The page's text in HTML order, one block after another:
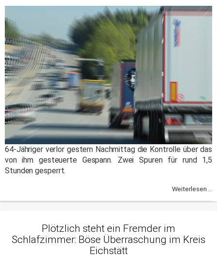
64-Jähriger verlor gestern Nachmittag die Kontrolle über das
von ihm gesteuerte Gespann. Zwei Spuren für rund 1,5
Stunden gesperrt.
Weiterlesen ...
Plötzlich steht ein Fremder im
Schlafzimmer: Böse Überraschung im Kreis
Eichstätt